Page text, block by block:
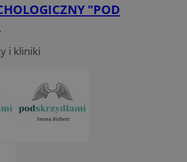
"POD
i kliniki